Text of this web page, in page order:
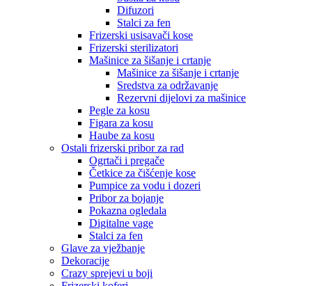
Difuzori
Stalci za fen
Frizerski usisavači kose
Frizerski sterilizatori
Mašinice za šišanje i crtanje
Mašinice za šišanje i crtanje
Sredstva za održavanje
Rezervni dijelovi za mašinice
Pegle za kosu
Figara za kosu
Haube za kosu
Ostali frizerski pribor za rad
Ogrtači i pregače
Četkice za čišćenje kose
Pumpice za vodu i dozeri
Pribor za bojanje
Pokazna ogledala
Digitalne vage
Stalci za fen
Glave za vježbanje
Dekoracije
Crazy sprejevi u boji